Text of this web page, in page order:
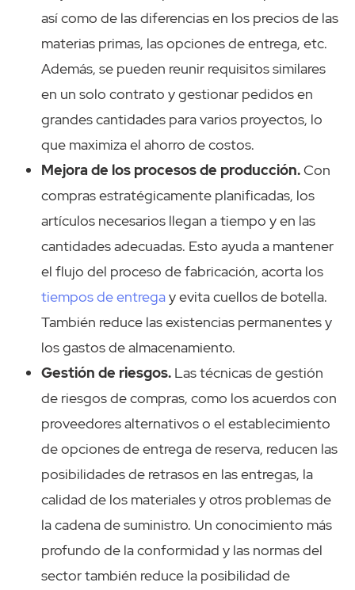
así como de las diferencias en los precios de las
materias primas, las opciones de entrega, etc.
Además, se pueden reunir requisitos similares
en un solo contrato y gestionar pedidos en
grandes cantidades para varios proyectos, lo
que maximiza el ahorro de costos.
Mejora de los procesos de producción.Con
compras estratégicamente planificadas, los
artículos necesarios llegan a tiempo y en las
cantidades adecuadas. Esto ayuda a mantener
el flujo del proceso de fabricación, acorta los
tiempos de entregay evita cuellos de botella.
También reduce las existencias permanentes y
los gastos de almacenamiento.
Gestión de riesgos. Las técnicas de gestión
de riesgos de compras, como los acuerdos con
proveedores alternativos o el establecimiento
de opciones de entrega de reserva, reducen las
posibilidades de retrasos en las entregas, la
calidad de los materiales y otros problemas de
la cadena de suministro. Un conocimiento más
profundo de la conformidad y las normas del
sector también reduce la posibilidad de